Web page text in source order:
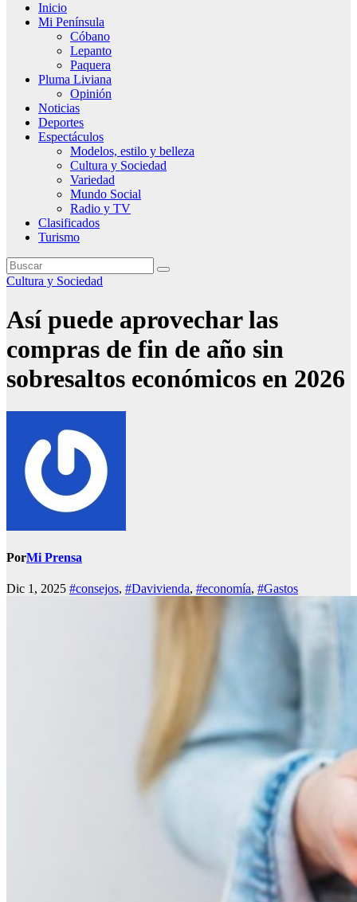
Inicio
Mi Península
Cóbano
Lepanto
Paquera
Pluma Liviana
Opinión
Noticias
Deportes
Espectáculos
Modelos, estilo y belleza
Cultura y Sociedad
Variedad
Mundo Social
Radio y TV
Clasificados
Turismo
Cultura y Sociedad
Así puede aprovechar las
compras de fin de año sin
sobresaltos económicos en 2026
PorMi Prensa
Dic 1, 2025 #consejos, #Davivienda, #economía, #Gastos